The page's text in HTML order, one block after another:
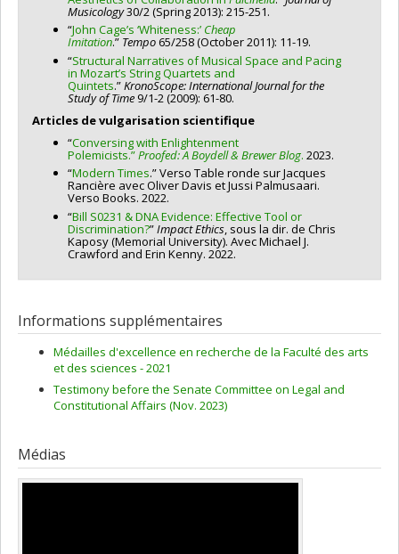
Musicology30/2 (Spring 2013): 215-251.
“John Cage’s ‘Whiteness:’ Cheap
Imitation.” Tempo 65/258 (October 2011): 11-19.
“Structural Narratives of Musical Space and Pacing
in Mozart’s String Quartets and
Quintets.”KronoScope: International Journal for the
Study of Time9/1-2 (2009): 61-80.
Articles de vulgarisation scientifique
“Conversing with Enlightenment
Polemicists.”Proofed: A Boydell & Brewer Blog. 2023.
“Modern Times.” Verso Table ronde sur Jacques
Rancière avec Oliver Davis et Jussi Palmusaari.
Verso Books. 2022.
“Bill S0231 & DNA Evidence: Effective Tool or
Discrimination?”Impact Ethics, sous la dir. de Chris
Kaposy (Memorial University). Avec Michael J.
Crawford and Erin Kenny. 2022.
Informations supplémentaires
Médailles d'excellence en recherche de la Faculté des arts
et des sciences - 2021
Testimony before the Senate Committee on Legal and
Constitutional Affairs (Nov. 2023)
Médias